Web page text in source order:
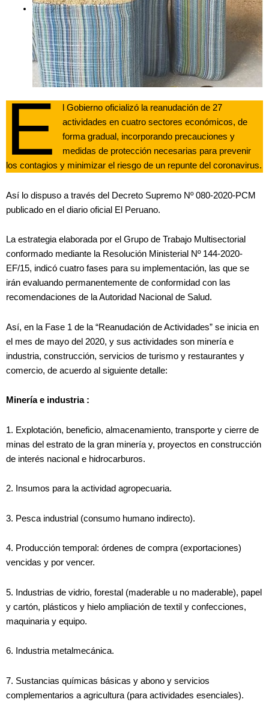
E
l Gobierno oficializó la reanudación de 27
actividades en cuatro sectores económicos, de
forma gradual, incorporando precauciones y
medidas de protección necesarias para prevenir
los contagios y minimizar el riesgo de un repunte del coronavirus.
Así lo dispuso a través del Decreto Supremo Nº 080-2020-PCM
publicado en el diario oficial El Peruano.
La estrategia elaborada por el Grupo de Trabajo Multisectorial
conformado mediante la Resolución Ministerial Nº 144-2020-
EF/15, indicó cuatro fases para su implementación, las que se
irán evaluando permanentemente de conformidad con las
recomendaciones de la Autoridad Nacional de Salud.
Así, en la Fase 1 de la “Reanudación de Actividades” se inicia en
el mes de mayo del 2020, y sus actividades son minería e
industria, construcción, servicios de turismo y restaurantes y
comercio, de acuerdo al siguiente detalle:
Minería e industria :
1. Explotación, beneficio, almacenamiento, transporte y cierre de
minas del estrato de la gran minería y, proyectos en construcción
de interés nacional e hidrocarburos.
2. Insumos para la actividad agropecuaria.
3. Pesca industrial (consumo humano indirecto).
4. Producción temporal: órdenes de compra (exportaciones)
vencidas y por vencer.
5. Industrias de vidrio, forestal (maderable u no maderable), papel
y cartón, plásticos y hielo ampliación de textil y confecciones,
maquinaria y equipo.
6. Industria metalmecánica.
7. Sustancias químicas básicas y abono y servicios
complementarios a agricultura (para actividades esenciales).